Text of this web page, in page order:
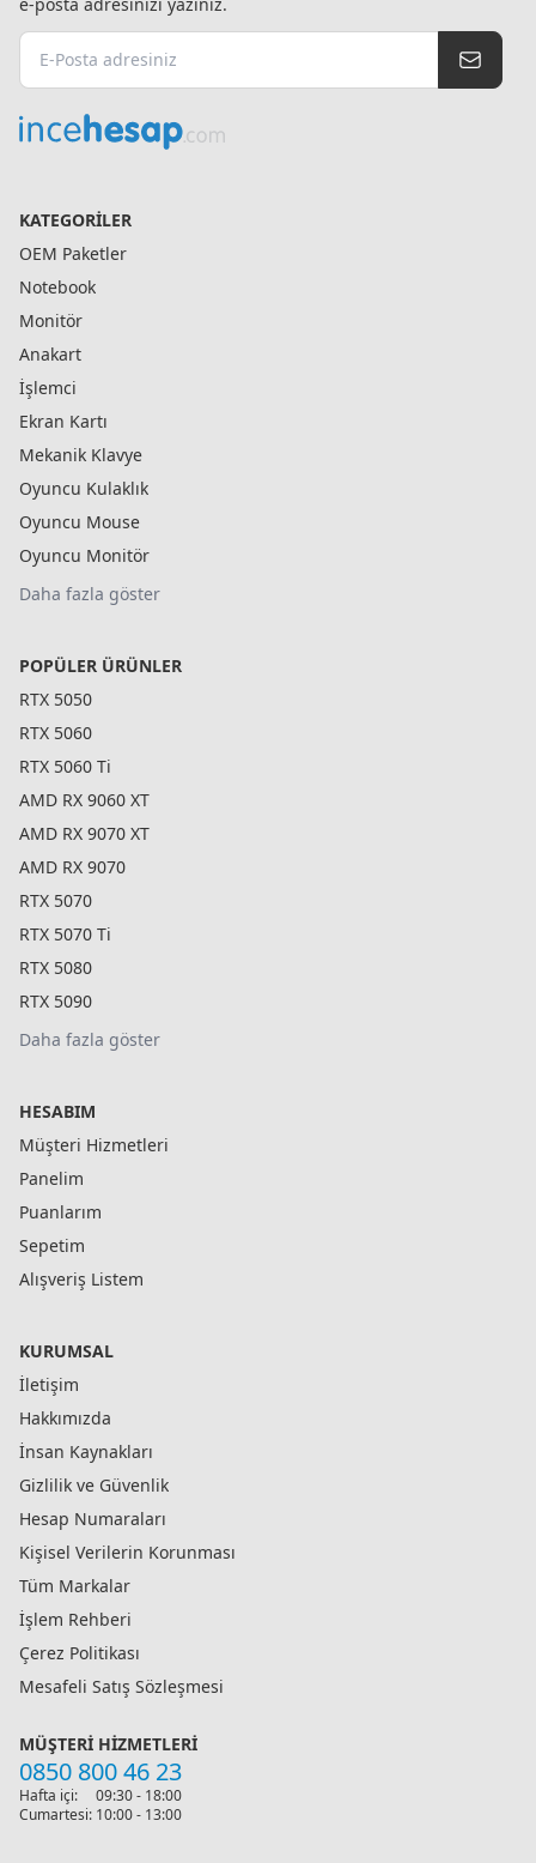
KATEGORILER
OEM Paketler
Notebook
Monitör
Anakart
İşlemci
Ekran Kartı
Mekanik Klavye
Oyuncu Kulaklık
Oyuncu Mouse
Oyuncu Monitör
Daha fazla göster
POPÜLER ÜRÜNLER
RTX 5050
RTX 5060
RTX 5060 Ti
AMD RX 9060 XT
AMD RX 9070 XT
AMD RX 9070
RTX 5070
RTX 5070 Ti
RTX 5080
RTX 5090
Daha fazla göster
HESABIM
Müşteri Hizmetleri
Panelim
Puanlarım
Sepetim
Alışveriş Listem
KURUMSAL
İletişim
Hakkımızda
İnsan Kaynakları
Gizlilik ve Güvenlik
Hesap Numaraları
Kişisel Verilerin Korunması
Tüm Markalar
İşlem Rehberi
Çerez Politikası
Mesafeli Satış Sözleşmesi
MÜŞTERI HIZMETLERI
0850 800 46 23
Hafta içi:
09:30 - 18:00
Cumartesi: 10:00 - 13:00